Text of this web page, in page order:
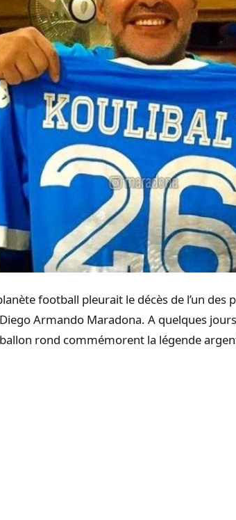
football pleurait le décès de l’un des
Armando Maradona. A quelques
rond commémorent la légende